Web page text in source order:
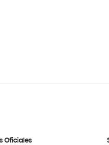
Oficiales